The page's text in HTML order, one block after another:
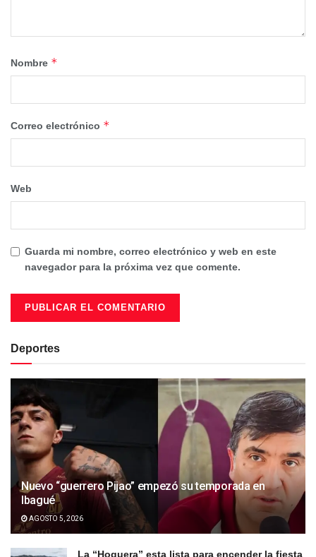
Nombre *
Correo electrónico *
Web
Guarda mi nombre, correo electrónico y web en este
navegador para la próxima vez que comente.
Deportes
Nuevo “guerrero Pijao” empezó su temporada en
Ibagué
AGOSTO 5, 2026
La “Hoguera” esta lista para encender la fiesta